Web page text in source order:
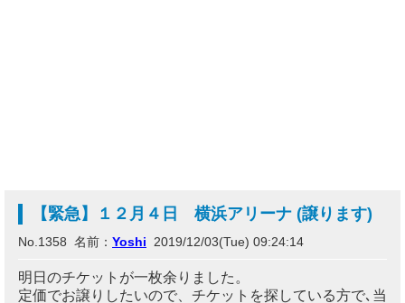
【緊急】１２月４日 横浜アリーナ (譲ります)
No.1358 名前： Yoshi 2019/12/03(Tue) 09:24:14
明日のチケットが一枚余りました。
定価でお譲りしたいので、チケットを探している方で､当